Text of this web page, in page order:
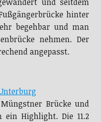
hinter
begehbar und man
nehmen. Der
angepasst.
Brücke und
Highlight. Die 11.2